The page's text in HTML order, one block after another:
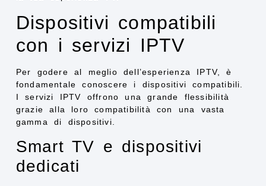
Dispositivi compatibili
con i servizi IPTV
Per godere al meglio dell’esperienza IPTV, è
fondamentale conoscere i dispositivi compatibili.
I servizi IPTV offrono una grande flessibilità
grazie alla loro compatibilità con una vasta
gamma di dispositivi.
Smart TV e dispositivi
dedicati